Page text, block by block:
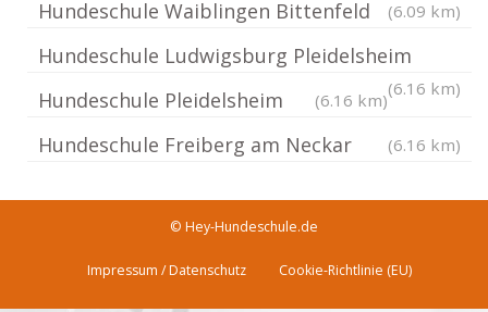
Hundeschule Waiblingen Bittenfeld (6.09 km)
Hundeschule Ludwigsburg Pleidelsheim
(6.16 km)
Hundeschule Pleidelsheim (6.16 km)
Hundeschule Freiberg am Neckar (6.16 km)
© Hey-Hundeschule.de
Impressum / Datenschutz Cookie-Richtlinie (EU)